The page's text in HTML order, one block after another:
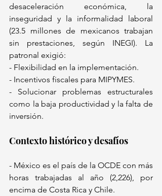
desaceleración económica, la
inseguridad y la informalidad laboral
(23.5 millones de mexicanos trabajan
sin prestaciones, según INEGI). La
patronal exigió:
- Flexibilidad en la implementación.
- Incentivos fiscales para MIPYMES.
- Solucionar problemas estructurales
como la baja productividad y la falta de
inversión.
Contexto histórico y desafíos
- México es el país de la OCDE con más
horas trabajadas al año (2,226), por
encima de Costa Rica y Chile.